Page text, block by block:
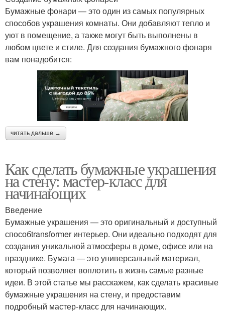
Бумажные фонари — это один из самых популярных
способов украшения комнаты. Они добавляют тепло и
уют в помещение, а также могут быть выполнены в
любом цвете и стиле. Для создания бумажного фонаря
вам понадобится:
читать дальше →
Как сделать бумажные украшения
на стену: мастер-класс для
начинающих
Введение
Бумажные украшения — это оригинальный и доступный
способtransformer интерьер. Они идеально подходят для
создания уникальной атмосферы в доме, офисе или на
празднике. Бумага — это универсальный материал,
который позволяет воплотить в жизнь самые разные
идеи. В этой статье мы расскажем, как сделать красивые
бумажные украшения на стену, и предоставим
подробный мастер-класс для начинающих.